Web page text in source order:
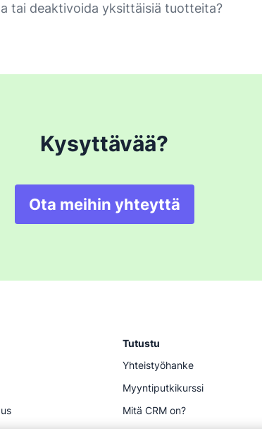
tai deaktivoida yksittäisiä tuotteita?
Kysyttävää?
Ota meihin yhteyttä
Tutustu
Yhteistyöhanke
Myyntiputkikurssi
Mitä CRM on?